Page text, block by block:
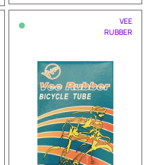
•
VEE
RUBBER